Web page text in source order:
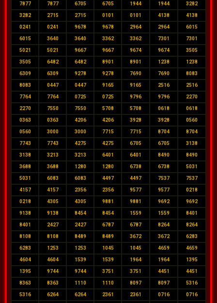
7877 7877 6705 6705 1944 1944 3282
3282 2715 2715 0101 0101 4138 4138
0241 0241 9678 9678 2964 2964 6015
6015 3640 3640 3362 3362 7301 7301
5021 5021 9667 9667 9674 9674 3505
3505 6482 6482 8901 8901 1238 1238
6309 6309 9278 9278 7690 7690 8083
8083 0447 0447 9165 9165 2516 2516
7764 7764 0725 0725 9796 9796 2270
2270 7550 7550 5708 5708 0618 0618
0363 0363 4206 4206 3928 3928 0560
0560 3000 3000 7715 7715 8704 8704
7743 7743 4275 4275 6705 6705 3138
3138 3213 3213 6401 6401 8490 8490
3688 3688 1280 1280 6738 6738 5031
5031 6083 6083 4497 4497 7537 7537
4157 4157 2356 2356 9577 9577 0218
0218 4305 4305 9881 9881 9692 9692
9138 9138 8454 8454 1559 1559 8401
8401 2427 2427 6787 6787 8264 8264
8108 8108 8489 8489 3672 3672 6283
6283 1253 1253 1045 1045 4659 4659
4604 4604 1539 1539 1964 1964 1395
1395 9744 9744 3751 3751 4451 4451
8363 8363 1110 1110 8097 8097 5316
5316 6264 6264 2361 2361 0716 0716